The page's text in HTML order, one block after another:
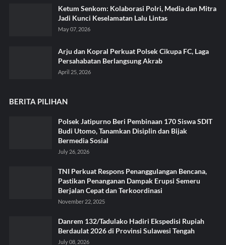
Ketum Senkom: Kolaborasi Polri, Media dan Mitra
Jadi Kunci Keselamatan Lalu Lintas
May 07, 2026
Arju dan Kopral Perkuat Polsek Cikupa FC, Laga
Persahabatan Berlangsung Akrab
April 25, 2026
BERITA PILIHAN
Polsek Jatipurno Beri Pembinaan 170 Siswa SDIT
Budi Utomo, Tanamkan Disiplin dan Bijak
Bermedia Sosial
July 26, 2026
TNI Perkuat Respons Penanggulangan Bencana,
Pastikan Penanganan Dampak Erupsi Semeru
Berjalan Cepat dan Terkoordinasi
November 22, 2025
Danrem 132/Tadulako Hadiri Ekspedisi Rupiah
Berdaulat 2026 di Provinsi Sulawesi Tengah
July 08, 2026